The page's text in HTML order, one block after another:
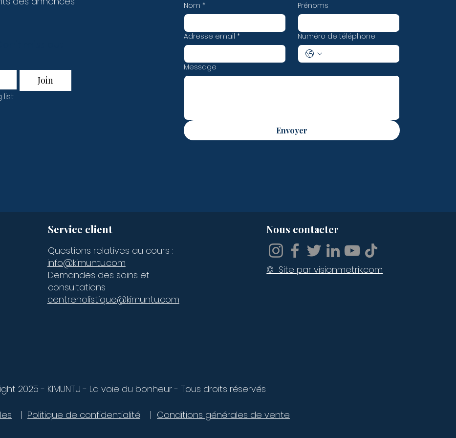
Join
Nom * Prénoms
Adresse email * Numéro de téléphone
Message
Envoyer
Service client
Questions relatives au cours :
info@kimuntu.com
Demandes des soins et
consultations
centreholistique@kimuntu.com
Nous contacter
© Site par visionmetrik.com
2025 - KIMUNTU - La voie du bonheur - Tous droits réservés
| Politique de confidentialité | Conditions générales de vente